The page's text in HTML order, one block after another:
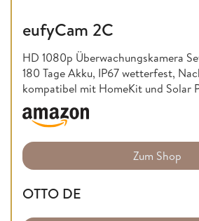
eufyCam 2C
HD 1080p Überwachungskamera
180 Tage Akku, IP67 wetterfest,
kompatibel mit HomeKit und Solar
Zum Shop
OTTO DE